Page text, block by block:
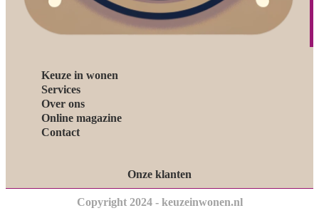
Keuze in wonen
Services
Over ons
Online magazine
Contact
Onze klanten
Copyright 2024 - keuzeinwonen.nl